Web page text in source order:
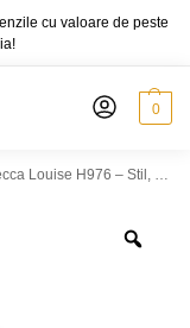
cu valoare de peste
0
Funcționalitate și Eleganță într-un Design Impermeabil